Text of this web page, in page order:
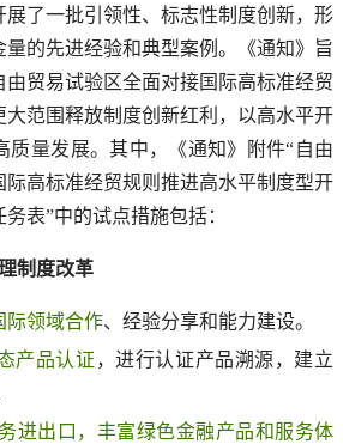
展了一批引领性、标志性制度创新，形
的先进经验和典型案例。《通知》旨
贸易试验区全面对接国际高标准经贸
范围释放制度创新红利，以高水平开
质量发展。其中，《通知》附件“自由
际高标准经贸规则推进高水平制度型开
表”中的试点措施包括：
制度改革
际领域合作、经验分享和能力建设。
产品认证 ，进行认证产品溯源，建立
进出口，丰富绿色金融产品和服务体